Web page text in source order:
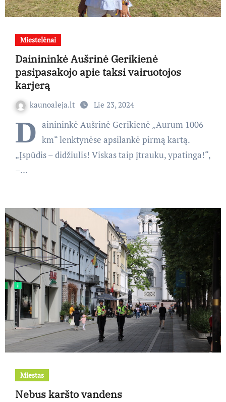
Miestelėnai
Dainininkė Aušrinė Gerikienė
pasipasakojo apie taksi vairuotojos
karjerą
kaunoaleja.lt Lie 23, 2024
D ainininkė Aušrinė Gerikienė „Aurum 1006
km“ lenktynėse apsilankė pirmą kartą.
„Įspūdis – didžiulis! Viskas taip įtrauku, ypatinga!“,
–…
Miestas
Nebus karšto vandens